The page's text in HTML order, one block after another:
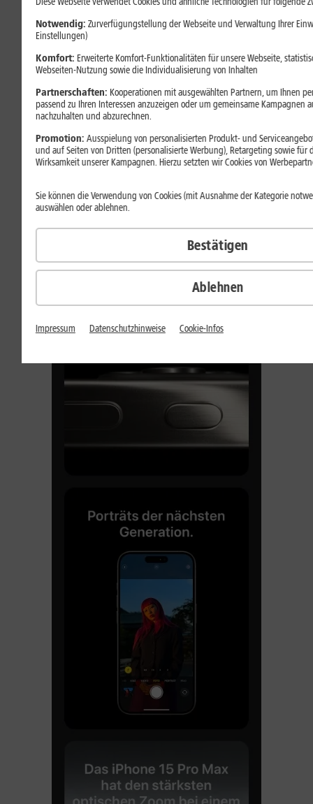
Notwendig: Zurverfügungstellung der Webseite und Verwaltung Ihrer
Einstellungen)
Komfort: Erweiterte Komfort-Funktionalitäten für unsere Webseite,
Webseiten-Nutzung sowie die Individualisierung von Inhalten
Partnerschaften: Kooperationen mit ausgewählten Partnern, um Ihnen
passend zu Ihren Interessen anzuzeigen oder um gemeinsame Kampagnen
nachzuhalten und abzurechnen.
Promotion: Ausspielung von personalisierten Produkt- und
und auf Seiten von Dritten (personalisierte Werbung), Retargeting sowie für
Wirksamkeit unserer Kampagnen. Hierzu setzten wir Cookies von
Ablehnen
Sie können die Verwendung von Cookies (mit Ausnahme der Kategorie
auswählen oder ablehnen.
Bestätigen
Impressum Datenschutzhinweise Cookie-Infos